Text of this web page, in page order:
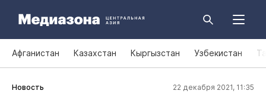
Афганистан Казахстан Кыргызстан Узбекистан
Новость 22 декабря 2021, 11:35